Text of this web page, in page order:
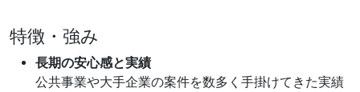
特徴・強み
長期の安心感と実績
公共事業や大手企業の案件を数多く手掛けてきた実績